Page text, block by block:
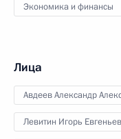
Экономика и финансы
Лица
Авдеев Александр
Левитин Игорь